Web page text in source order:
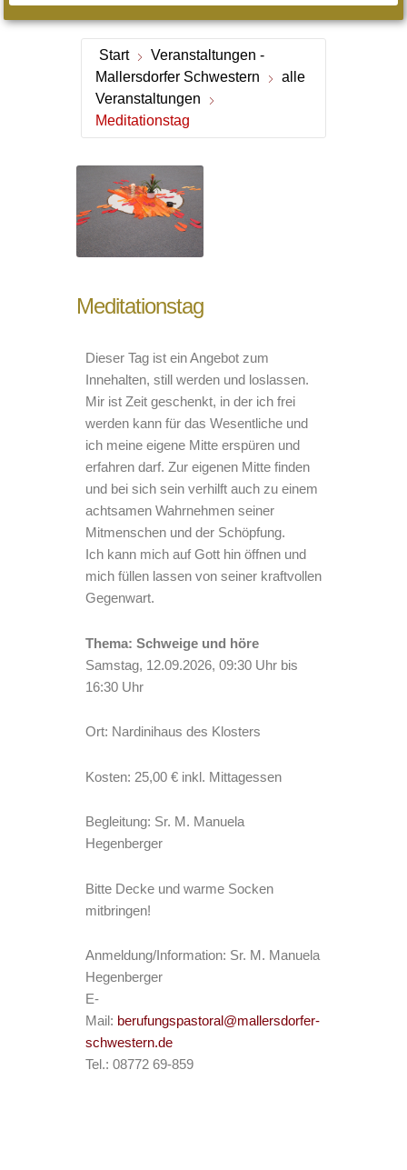
Start
Veranstaltungen -
Mallersdorfer Schwestern
alle
Veranstaltungen
Meditationstag
Meditationstag
Dieser Tag ist ein Angebot zum
Innehalten, still werden und loslassen.
Mir ist Zeit geschenkt, in der ich frei
werden kann für das Wesentliche und
ich meine eigene Mitte erspüren und
erfahren darf. Zur eigenen Mitte finden
und bei sich sein verhilft auch zu einem
achtsamen Wahrnehmen seiner
Mitmenschen und der Schöpfung.
Ich kann mich auf Gott hin öffnen und
mich füllen lassen von seiner kraftvollen
Gegenwart.
Thema: Schweige und höre
Samstag, 12.09.2026, 09:30 Uhr bis
16:30 Uhr
Ort: Nardinihaus des Klosters
Kosten: 25,00 € inkl. Mittagessen
Begleitung: Sr. M. Manuela
Hegenberger
Bitte Decke und warme Socken
mitbringen!
Anmeldung/Information: Sr. M. Manuela
Hegenberger
E-
Mail: berufungspastoral@mallersdorfer-
schwestern.de
Tel.: 08772 69-859